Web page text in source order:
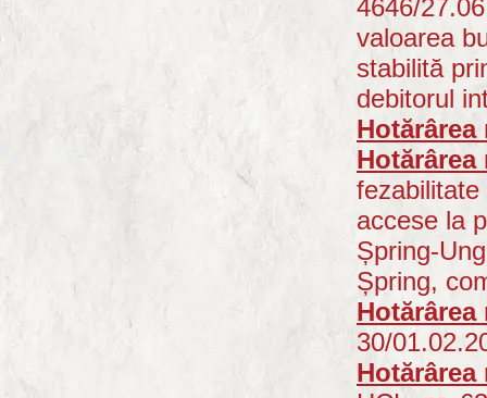
4646/
valoarea
stabilită
debitorul
Hotărârea
Hotărârea
accese la
Șpring-
Șpring,
Hotărârea
30/01.0
Hotărârea